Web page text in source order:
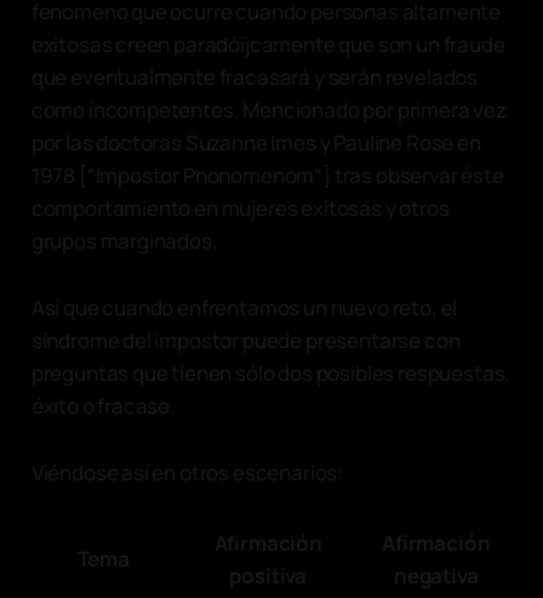
fenomeno que ocurre cuando personas altamente
exitosas creen paradóijcamente que son un fraude
que eventualmente fracasará y serán revelados
como incompetentes. Mencionado por primera vez
por las doctoras Suzanne Imes y Pauline Rose en
1978 [“Impostor Phonomenom”] tras observar éste
comportamiento en mujeres exitosas y otros
grupos marginados.
Así que cuando enfrentamos un nuevo reto, el
síndrome del impostor puede presentarse con
preguntas que tienen sólo dos posibles respuestas,
éxito o fracaso.
Viéndose así en otros escenarios:
Tema
Afirmación
positiva
Afirmación
negativa